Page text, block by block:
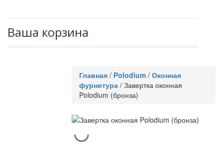
Ваша корзина
Главная / Polodium / Оконная
фурнитура / Завертка оконная
Polodium (бронза)